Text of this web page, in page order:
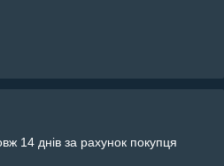
14 днів за рахунок покупця